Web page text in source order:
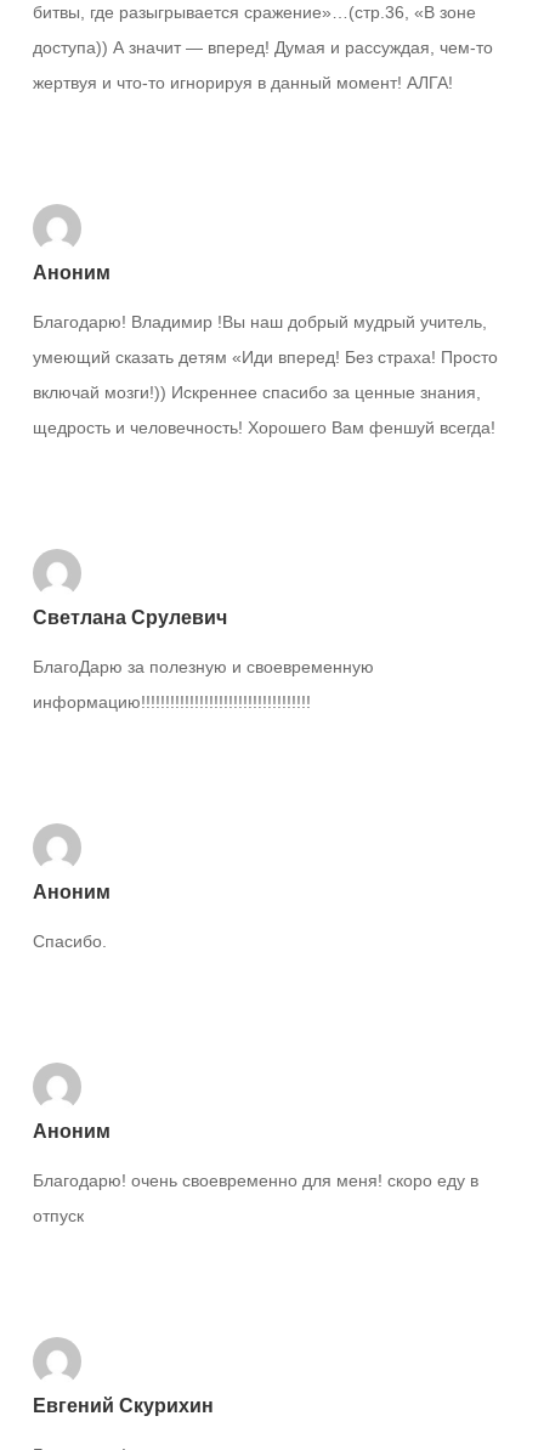
битвы, где разыгрывается сражение»…(стр.36, «В зоне
доступа)) А значит — вперед! Думая и рассуждая, чем-то
жертвуя и что-то игнорируя в данный момент! АЛГА!
Аноним
Благодарю! Владимир !Вы наш добрый мудрый учитель,
умеющий сказать детям «Иди вперед! Без страха! Просто
включай мозги!)) Искреннее спасибо за ценные знания,
щедрость и человечность! Хорошего Вам феншуй всегда!
Светлана Срулевич
БлагоДарю за полезную и своевременную
информацию!!!!!!!!!!!!!!!!!!!!!!!!!!!!!!!!!!!
Аноним
Спасибо.
Аноним
Благодарю! очень своевременно для меня! скоро еду в
отпуск
Евгений Скурихин